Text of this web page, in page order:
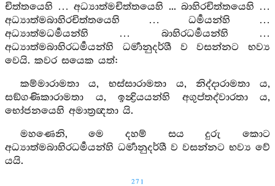
චිත්තයෙහි … අධ්‍යාත්මචිත්තයෙහි ... බාහිරචිත්තයෙහි …
අධ්‍යාත්මබාහිරචිත්තයෙහි … ධර්‍මයන්හි …
අධ්‍යාත්මධර්‍මයන්හි … බාහිරධර්‍මයන්හි …
අධ්‍යාත්මබාහිරධර්‍මයන්හි ධර්‍මානුදර්ශී ව වසන්නට භව්‍ය
වෙයි. කවර සයෙක යත්:
කම්මාරාමතා ය, භස්සාරාමතා ය, නිද්දාරාමතා ය,
සඞ්ගණිකාරාමතා ය, ඉන්‍ද්‍රියයන්හි අගුප්තද්වාරතා ය,
භෝජනයෙහි අමාත්‍රඥතා යි.
මහණෙනි, මෙ දහම් සය දුරු කොට
අධ්‍යාත්මබාහිරධර්‍මයන්හි ධර්‍මානුදර්ශී ව වසන්නට භව්‍ය වේ
යයි.
271